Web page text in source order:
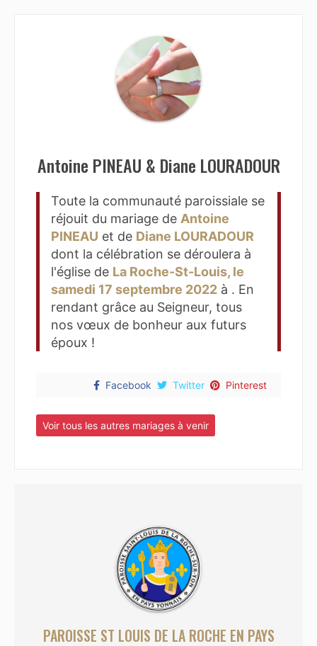
PAROISSE ST LOUIS DE LA ROCHE EN PAYS
Antoine PINEAU & Diane LOURADOUR
Toute la communauté paroissiale se
réjouit du mariage de Antoine
PINEAU et de Diane LOURADOUR
dont la célébration se déroulera à
l'église de La Roche-St-Louis, le
samedi 17 septembre 2022 à . En
rendant grâce au Seigneur, tous
nos vœux de bonheur aux futurs
époux !
Facebook Twitter Pinterest
Voir tous les autres mariages à venir